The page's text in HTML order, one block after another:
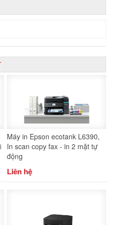
Máy in Epson ecotank L6390,
In scan copy fax - in 2 mặt tự
động
Liên hệ